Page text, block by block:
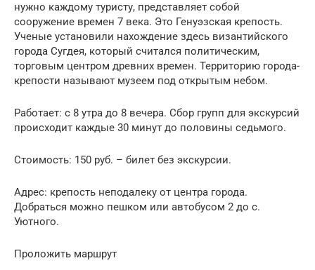
нужно каждому туристу, представляет собой
сооружение времен 7 века. Это Генуэзская крепость.
Ученые установили нахождение здесь византийского
города Сугдея, который считался политическим,
торговым центром древних времен. Территорию города-
крепости называют музеем под открытым небом.
Работает: с 8 утра до 8 вечера. Сбор групп для экскурсий
происходит каждые 30 минут до половины седьмого.
Стоимость: 150 руб. – билет без экскурсии.
Адрес: крепость неподалеку от центра города.
Добраться можно пешком или автобусом 2 до с.
Уютного.
Проложить маршрут